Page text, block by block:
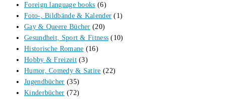
Foreign language books (6)
Foto-, Bildbände & Kalender (1)
Gay & Queere Bücher (20)
Gesundheit, Sport & Fitness (10)
Historische Romane (16)
Hobby & Freizeit (3)
Humor, Comedy & Satire (22)
Jugendbücher (35)
Kinderbücher (72)